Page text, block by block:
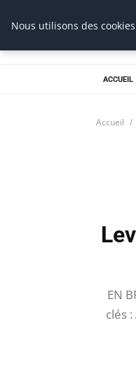
ACCUEIL
Accueil
EN
clés
Nous utilisons des